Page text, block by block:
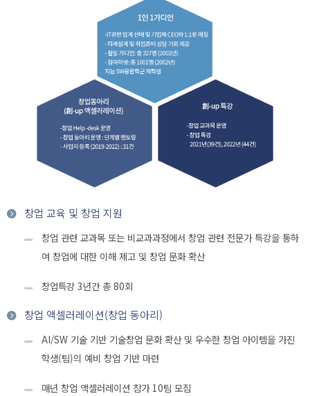
창업 교육 및 창업 지원
창업 관련 교과목 또는 비교과과정에서 창업 관련 전문가 특강을 통하
여 창업에 대한 이해 제고 및 창업 문화 확산
창업특강 3년간 총 80회
창업 액셀러레이션(창업 동아리)
AI/SW 기술 기반 기술창업 문화 확산 및 우수한 창업 아이템을 가진
학생(팀)의 예비 창업 기반 마련
매년 창업 액셀러레이션 참가 10팀 모집